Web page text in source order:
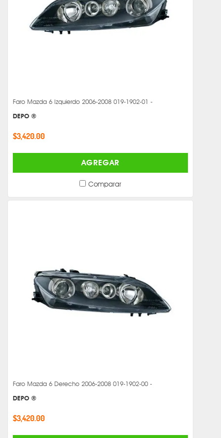
Faro Mazda 6 Izquierdo 2006-2008 019-1902-01 -
DEPO ®
$3,420.00
AGREGAR
Comparar
Faro Mazda 6 Derecho 2006-2008 019-1902-00 -
DEPO ®
$3,420.00